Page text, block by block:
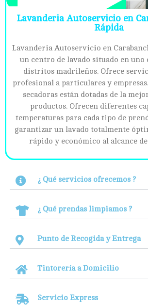
Lavanderia Autoservicio en
Rápida
Lavanderia Autoservicio en
un centro de lavado situado en uno
distritos madrileños. Ofrece
profesional a particulares y
secadoras están dotadas de la
productos. Ofrecen diferentes
temperaturas para cada tipo de
garantizar un lavado totalmente
rápido y económico al alcance
¿ Qué servicios ofrecemos ?
¿ Qué prendas limpiamos ?
Punto de Recogida y Entrega
Tintorería a Domicilio
Servicio Express